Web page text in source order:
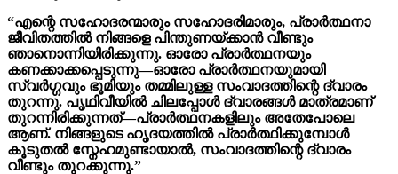
“എന്റെ സഹോദരന്മാരും സഹോദരിമാരും, പ്രാർത്ഥനാ
ജീവിതത്തില്‍ നിങ്ങളെ പിന്തുണയ്ക്കാൻ വീണ്ടും
ഞാനൊന്നിയിരിക്കുന്നു. ഓരോ പ്രാർത്ഥനയും
കണക്കാക്കപ്പെടുന്നു—ഓരോ പ്രാർത്ഥനയുമായി
സ്വർഗ്ഗവും ഭൂമിയും തമ്മിലുള്ള സംവാദത്തിന്റെ ദ്വാരം
തുറന്നു. പൃഥിവീയിൽ ചിലപ്പോൾ ദ്വാരങ്ങൾ മാത്രമാണ്
തുറന്നിരിക്കുന്നത്—പ്രാർത്ഥനകളിലും അതേപോലെ
ആണ്. നിങ്ങളുടെ ഹൃദയത്തിൽ പ്രാർത്ഥിക്കുമ്പോൾ
കൂടുതൽ സ്നേഹമുണ്ടായാൽ, സംവാദത്തിന്റെ ദ്വാരം
വീണ്ടും തുറക്കുന്നു.”